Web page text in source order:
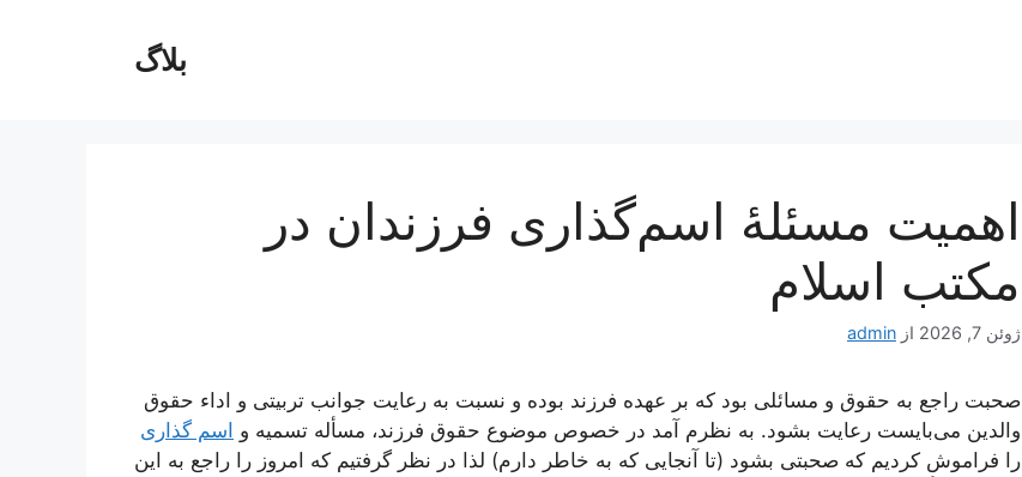
بلاگ
اهمیت مسئلۀ اسم‌گذارى فرزندان در
مكتب اسلام
ژوئن 7, 2026 از admin
صحبت راجع به حقوق و مسائلی بود كه بر عهده فرزند بوده و نسبت به رعایت جوانب تربیتی و اداء حقوق
والدین می‌بایست رعایت بشود. به نظرم آمد در خصوص موضوع حقوق فرزند، مسأله تسمیه و اسم گذاری
را فراموش كردیم كه صحبتی بشود (تا آنجایی كه به خاطر دارم) لذا در نظر گرفتیم كه امروز را راجع به این